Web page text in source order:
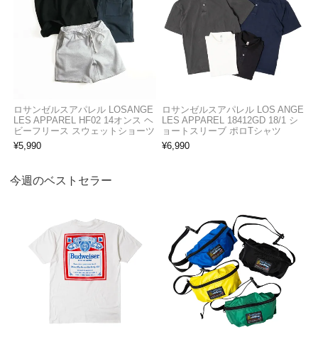
ロサンゼルスアパレル LOSANGE
LES APPAREL HF02 14オンス ヘ
ビーフリース スウェットショーツ
¥5,990
ロサンゼルスアパレル LOS ANGE
LES APPAREL 18412GD 18/1 シ
ョートスリーブ ポロTシャツ
¥6,990
今週のベストセラー